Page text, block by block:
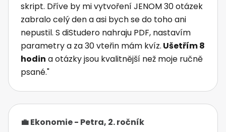
skript. Dříve by mi vytvoření JENOM 30 otázek
zabralo celý den a asi bych se do toho ani
nepustil. S diStudero nahraju PDF, nastavím
parametry a za 30 vteřin mám kvíz. Ušetřím 8
hodin a otázky jsou kvalitnější než moje ručně
psané."
💼 Ekonomie - Petra, 2. ročník